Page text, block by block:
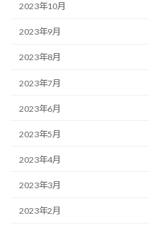
2023年10月
2023年9月
2023年8月
2023年7月
2023年6月
2023年5月
2023年4月
2023年3月
2023年2月